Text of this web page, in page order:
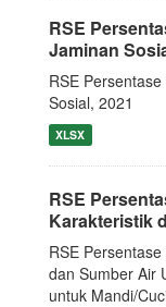
RSE
Jaminan
RSE
Sosial, 2021
XLSX
RSE
Karakteristik
RSE
dan Sumber Air
untuk Mandi/